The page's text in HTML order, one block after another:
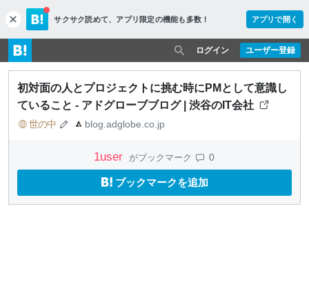
c
l
o
s
e
サクサク読めて、 アプリ限定の機能も多数！ アプリで開く
ユーザー登録
ログイン
初対面の人とプロジェクトに挑む時にPMとして意識し
ていること - アドグローブブログ | 渋谷のIT会社
世の中 blog.adglobe.co.jp
1user がブックマーク 0
ブックマークを追加